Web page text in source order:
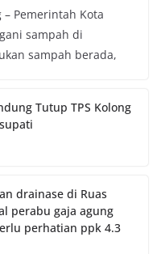
Pemerintah Kota
sampah di
sampah berada,
Tutup TPS Kolong
drainase di Ruas
perabu gaja agung
perhatian ppk 4.3